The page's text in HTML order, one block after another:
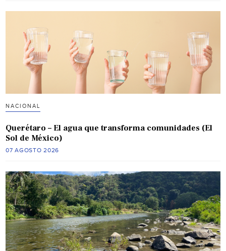
NACIONAL
Querétaro – El agua que transforma comunidades (El
Sol de México)
07 AGOSTO 2026